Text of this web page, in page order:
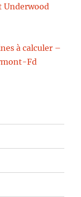
Underwood
à calculer –
Fd